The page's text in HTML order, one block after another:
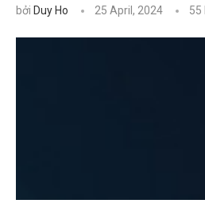
bởi Duy Ho 25 April, 2024 55